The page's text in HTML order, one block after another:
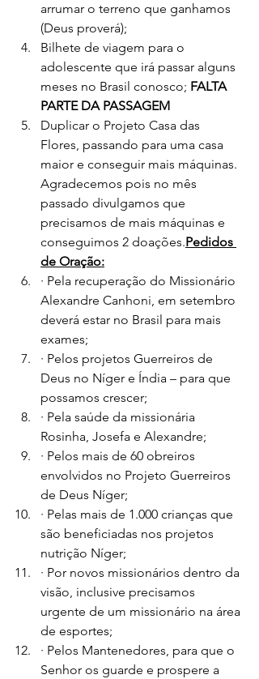
arrumar o terreno que ganhamos
(Deus proverá);
Bilhete de viagem para o
adolescente que irá passar alguns
meses no Brasil conosco; FALTA
PARTE DA PASSAGEM
Duplicar o Projeto Casa das
Flores, passando para uma casa
maior e conseguir mais máquinas.
Agradecemos pois no mês
passado divulgamos que
precisamos de mais máquinas e
conseguimos 2 doações.Pedidos
de Oração:
· Pela recuperação do Missionário
Alexandre Canhoni, em setembro
deverá estar no Brasil para mais
exames;
· Pelos projetos Guerreiros de
Deus no Níger e Índia – para que
possamos crescer;
· Pela saúde da missionária
Rosinha, Josefa e Alexandre;
· Pelos mais de 60 obreiros
envolvidos no Projeto Guerreiros
de Deus Níger;
· Pelas mais de 1.000 crianças que
são beneficiadas nos projetos
nutrição Níger;
· Por novos missionários dentro da
visão, inclusive precisamos
urgente de um missionário na área
de esportes;
· Pelos Mantenedores, para que o
Senhor os guarde e prospere a